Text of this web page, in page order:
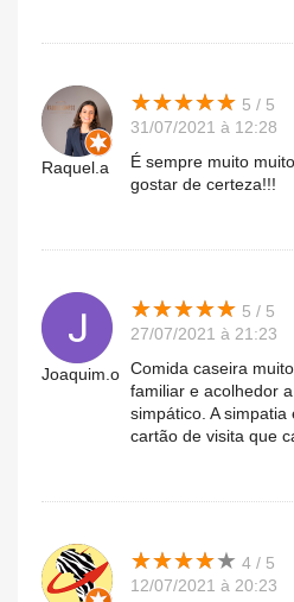
Raquel.a
★★★★★
★★★★★ 5 / 5
31/07/2021 à 12:28
É sempre muito
gostar de certeza!!!
Joaquim.o
★★★★★
★★★★★ 5 / 5
27/07/2021 à 21:23
Comida caseira
familiar e acolhedor
simpático. A
cartão de visita que
★★★★★
★★★★★ 4 / 5
12/07/2021 à 20:23